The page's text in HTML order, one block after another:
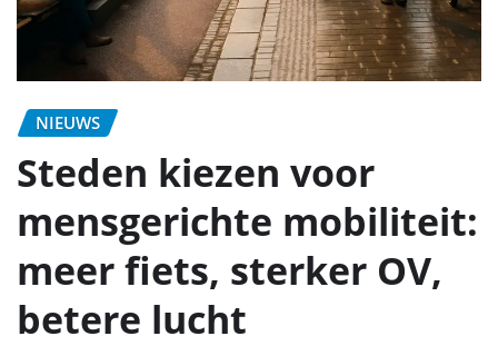
NIEUWS
Steden kiezen voor
mensgerichte mobiliteit:
meer fiets, sterker OV,
betere lucht